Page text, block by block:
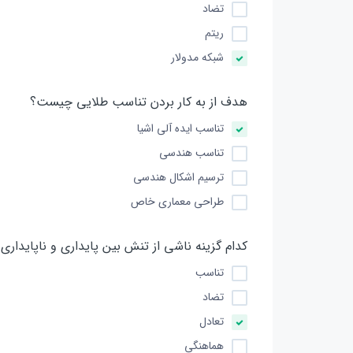
تضاد
ریتم
شبکه مدولار
هدف از به کار بردن تناسب طلایی چیست؟
تناسب ایده آلی اشیا
تناسب هندسی
ترسیم اشکال هندسی
طراحی معماری خاص
کدام گزینه ناشی از تنش بین پایداری و
تناسب
تضاد
تعادل
هماهنگی